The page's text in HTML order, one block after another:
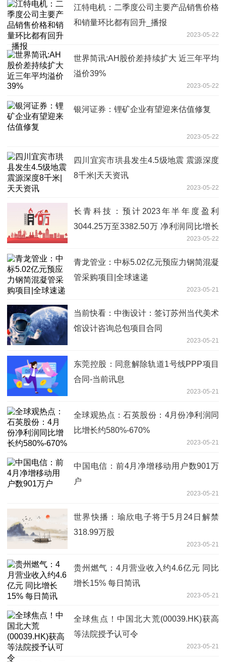
江特电机：二季度公司主要产品销售价格
和销量环比都有回升_播报
2023-05-22
世界简讯:AH股价差持续扩大 近三年平均
溢价39%
2023-05-22
银河证券：锂矿企业有望迎来估值修复
2023-05-22
四川宜宾市珙县发生4.5级地震 震源深度
8千米|天天资讯
2023-05-22
长青科技：预计2023年半年度盈利
3044.25万至3382.50万 净利润同比增长
2023-05-22
青龙管业：中标5.02亿元预应力钢简混凝
管采购项目|全球速递
2023-05-21
当前快看：中衡设计：签订苏州当代美术
馆设计咨询总包项目合同
2023-05-21
东莞控股：同意解除轨道1号线PPP项目
合同-当前讯息
2023-05-21
全球观热点：石英股份：4月份净利润同
比增长约580%-670%
2023-05-21
中国电信：前4月净增移动用户数901万
户
2023-05-21
世界快播：瑜欣电子将于5月24日解禁
318.99万股
2023-05-21
贵州燃气：4月营业收入约4.6亿元 同比
增长15% 每日简讯
2023-05-21
全球焦点！中国北大荒(00039.HK)获高
等法院授予认可令
2023-05-21